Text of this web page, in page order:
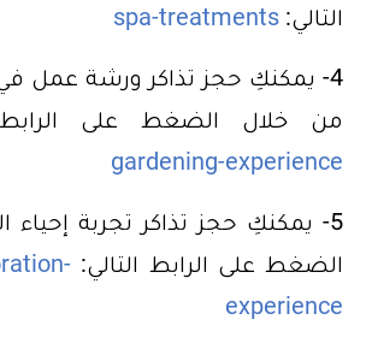
التالي: spa-treatments
4- يمكنكِ حجز تذاكر ورشة عمل في
من خلال الضغط على الرابط
gardening-experience
5- يمكنكِ حجز تذاكر تجربة إحياء
الضغط على الرابط التالي:
experience